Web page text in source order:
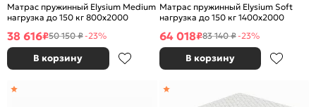
Матрас пружинный Elysium Medium
нагрузка до 150 кг 800x2000
38 616₽50 150 ₽-23%
В корзину
Матрас пружинный Elysium Soft
нагрузка до 150 кг 1400x2000
64 018₽83 140 ₽-23%
В корзину